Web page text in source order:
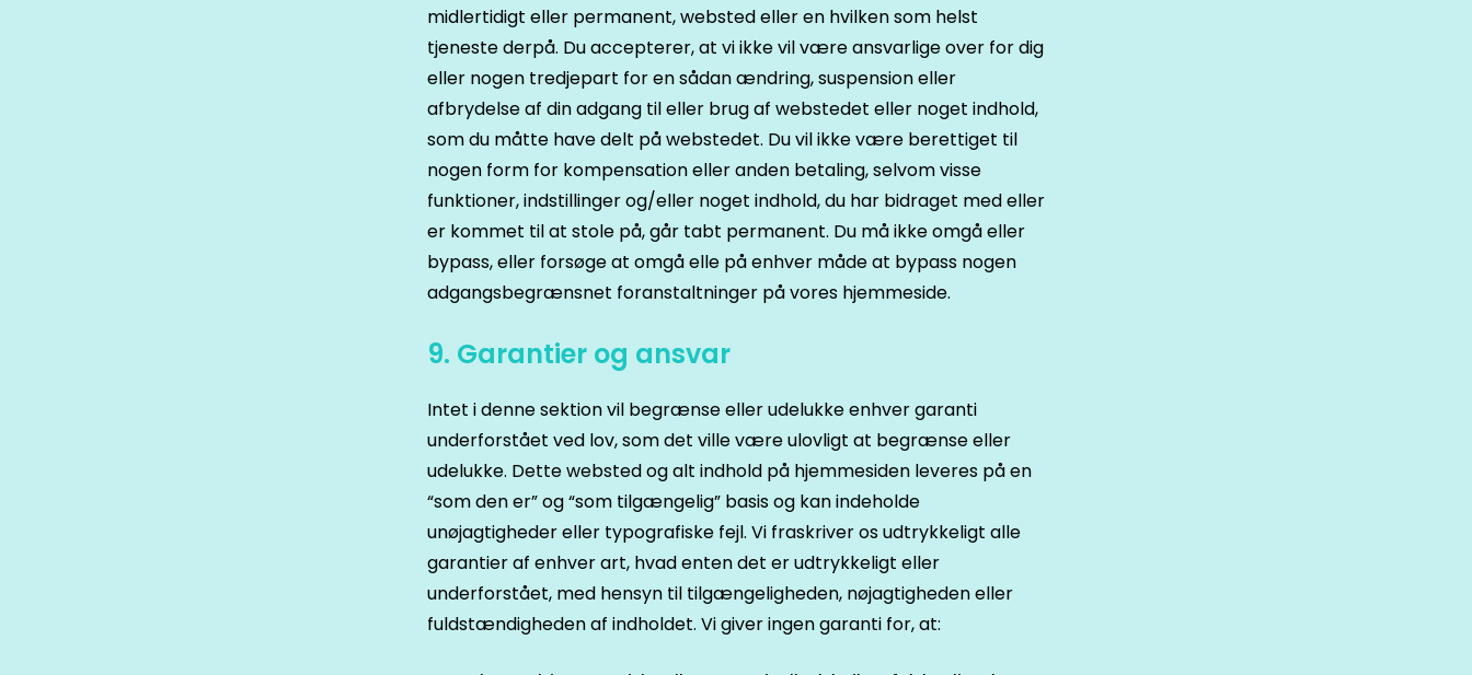
midlertidigt eller permanent, websted eller en hvilken som helst
tjeneste derpå. Du accepterer, at vi ikke vil være ansvarlige over for dig
eller nogen tredjepart for en sådan ændring, suspension eller
afbrydelse af din adgang til eller brug af webstedet eller noget indhold,
som du måtte have delt på webstedet. Du vil ikke være berettiget til
nogen form for kompensation eller anden betaling, selvom visse
funktioner, indstillinger og/eller noget indhold, du har bidraget med eller
er kommet til at stole på, går tabt permanent. Du må ikke omgå eller
bypass, eller forsøge at omgå elle på enhver måde at bypass nogen
adgangsbegrænsnet foranstaltninger på vores hjemmeside.
9. Garantier og ansvar
Intet i denne sektion vil begrænse eller udelukke enhver garanti
underforstået ved lov, som det ville være ulovligt at begrænse eller
udelukke. Dette websted og alt indhold på hjemmesiden leveres på en
“som den er” og “som tilgængelig” basis og kan indeholde
unøjagtigheder eller typografiske fejl. Vi fraskriver os udtrykkeligt alle
garantier af enhver art, hvad enten det er udtrykkeligt eller
underforstået, med hensyn til tilgængeligheden, nøjagtigheden eller
fuldstændigheden af indholdet. Vi giver ingen garanti for, at: